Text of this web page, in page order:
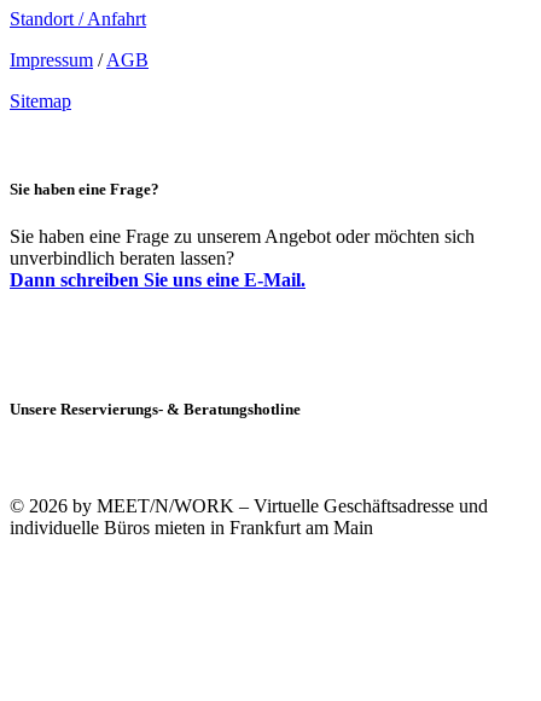
Standort / Anfahrt
Impressum /AGB
Sitemap
Sie haben eine Frage?
Sie haben eine Frage zu unserem Angebot oder möchten sich
unverbindlich beraten lassen?
Dann schreiben Sie uns eine E-Mail.
Unsere Reservierungs- & Beratungshotline
© 2026 by MEET/N/WORK – Virtuelle Geschäftsadresse und
individuelle Büros mieten in Frankfurt am Main